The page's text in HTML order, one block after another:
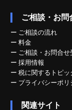
ご相談・お問
ー ご相談の流れ
ー 料金
ー ご相談・お問合
ー 採用情報
ー 税に関するトピッ
ー プライバシーポリ
関連サイト